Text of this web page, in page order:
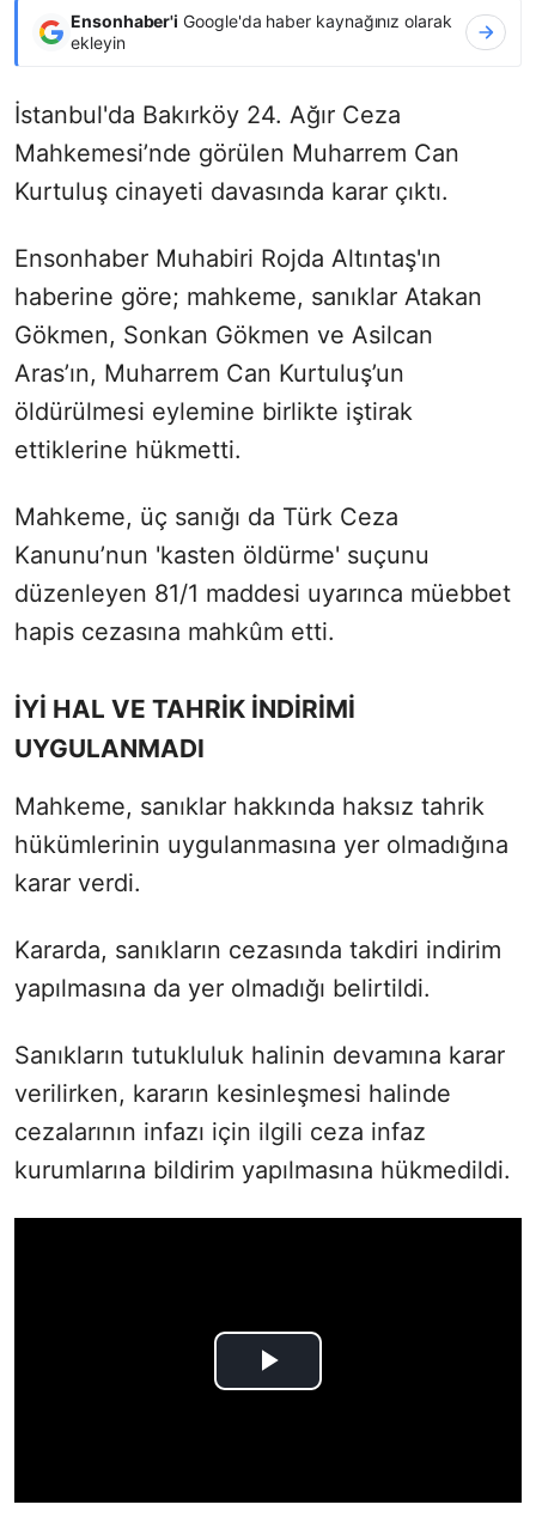
Ensonhaber'i Google'da haber kaynağınız olarak
ekleyin
İstanbul'da Bakırköy 24. Ağır Ceza
Mahkemesi’nde görülen Muharrem Can
Kurtuluş cinayeti davasında karar çıktı.
Ensonhaber Muhabiri Rojda Altıntaş'ın
haberine göre; mahkeme, sanıklar Atakan
Gökmen, Sonkan Gökmen ve Asilcan
Aras’ın, Muharrem Can Kurtuluş’un
öldürülmesi eylemine birlikte iştirak
ettiklerine hükmetti.
Mahkeme, üç sanığı da Türk Ceza
Kanunu’nun 'kasten öldürme' suçunu
düzenleyen 81/1 maddesi uyarınca müebbet
hapis cezasına mahkûm etti.
İYİ HAL VE TAHRİK İNDİRİMİ
UYGULANMADI
Mahkeme, sanıklar hakkında haksız tahrik
hükümlerinin uygulanmasına yer olmadığına
karar verdi.
Kararda, sanıkların cezasında takdiri indirim
yapılmasına da yer olmadığı belirtildi.
Sanıkların tutukluluk halinin devamına karar
verilirken, kararın kesinleşmesi halinde
cezalarının infazı için ilgili ceza infaz
kurumlarına bildirim yapılmasına hükmedildi.